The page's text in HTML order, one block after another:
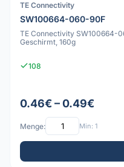
TE Connectivity
SW100664-060-90F
TE Connectivity SW100664-
Geschirmt, 160g
108
0.46€ – 0.49€
Menge: Min: 1